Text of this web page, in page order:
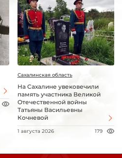
Сахалинская область
На Сахалине увековечили
память участника Великой
Отечественной войны
Татьяны Васильевны
Кочневой
1 августа 2026 179